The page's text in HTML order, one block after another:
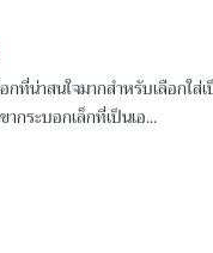
น่าสนใจมากสำหรับเลือกใส่
กระบอกเล็กที่เป็นเอ...